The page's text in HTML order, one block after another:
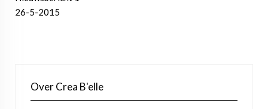
26-5-2015
Over Crea B'elle